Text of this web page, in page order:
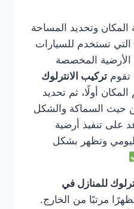
المكان وتحديد المساحة
التي تستخدم للسيارات
الأرضية المخصصة
تقوم تركيب الانترلوك
المكان أولًا، ثم تحديد
حيث السماكة والشكل
على تنفيذ أرضية
وتظهر بشكل
للمنازل في
مرتبًا من الخارج.